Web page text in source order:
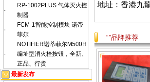
·
RP-1002PLUS 气体灭火控
制器
·
FCM-1智能控制模块 诺帝
菲尔
·
NOTIFIER诺蒂菲尔M500H
编址型消火栓按钮，全新、
正品、行货
最新发布
地址：香港九
“”品牌推荐